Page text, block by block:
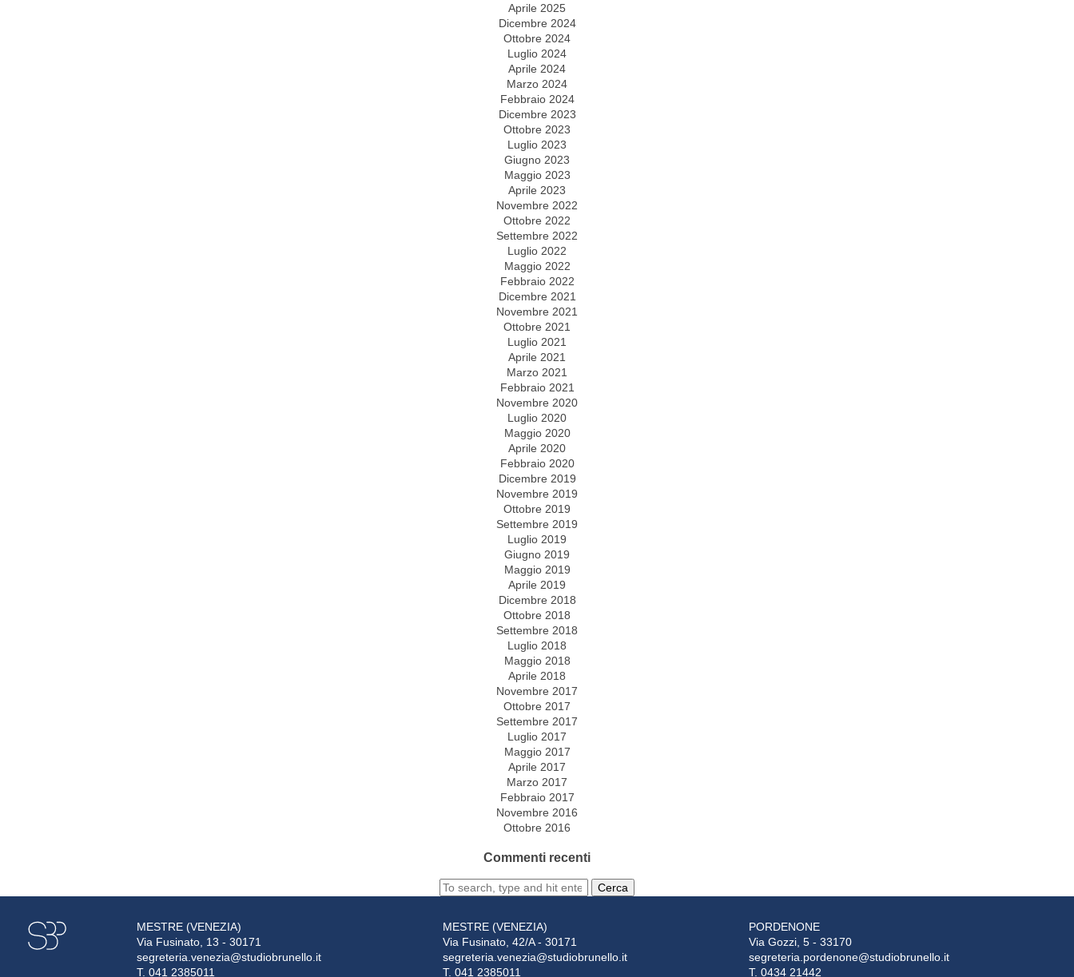
Aprile 2025
Dicembre 2024
Ottobre 2024
Luglio 2024
Aprile 2024
Marzo 2024
Febbraio 2024
Dicembre 2023
Ottobre 2023
Luglio 2023
Giugno 2023
Maggio 2023
Aprile 2023
Novembre 2022
Ottobre 2022
Settembre 2022
Luglio 2022
Maggio 2022
Febbraio 2022
Dicembre 2021
Novembre 2021
Ottobre 2021
Luglio 2021
Aprile 2021
Marzo 2021
Febbraio 2021
Novembre 2020
Luglio 2020
Maggio 2020
Aprile 2020
Febbraio 2020
Dicembre 2019
Novembre 2019
Ottobre 2019
Settembre 2019
Luglio 2019
Giugno 2019
Maggio 2019
Aprile 2019
Dicembre 2018
Ottobre 2018
Settembre 2018
Luglio 2018
Maggio 2018
Aprile 2018
Novembre 2017
Ottobre 2017
Settembre 2017
Luglio 2017
Maggio 2017
Aprile 2017
Marzo 2017
Febbraio 2017
Novembre 2016
Ottobre 2016
Commenti recenti
Cerca
MESTRE (VENEZIA)
Via Fusinato, 13 - 30171
segreteria.venezia@studiobrunello.it
T. 041 2385011
MESTRE (VENEZIA)
Via Fusinato, 42/A - 30171
segreteria.venezia@studiobrunello.it
T. 041 2385011
PORDENONE
Via Gozzi, 5 - 33170
segreteria.pordenone@studiobrunello.it
T. 0434 21442